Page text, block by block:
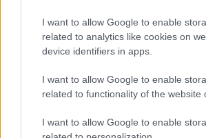
I want to allow Google to enable
related to analytics like cookies on
device identifiers in apps.
I want to allow Google to enable
related to functionality of the website
I want to allow Google to enable
Javaslat a GDPR szerinti
nyilvántartási
egyszerűsítésére
poklaszlo•2025. május 22.